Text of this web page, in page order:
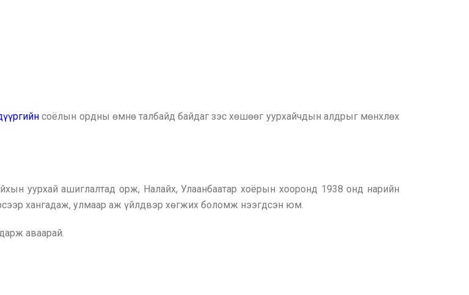
соёлын ордны өмнө талбайд байдаг зэс хөшөөг уурхайчдын алдрыг мөнхлөх
уурхай ашиглалтад орж, Налайх, Улаанбаатар хоёрын хооронд 1938 онд нарийн
хангадаж, улмаар аж үйлдвэр хөгжих боломж нээгдсэн юм.
аваарай.